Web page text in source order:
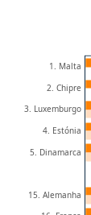
1. Malta
2. Chipre
3. Luxemburgo
4. Estónia
5. Dinamarca
15. Alemanha